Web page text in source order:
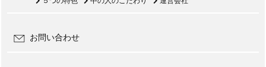
お問い合わせ